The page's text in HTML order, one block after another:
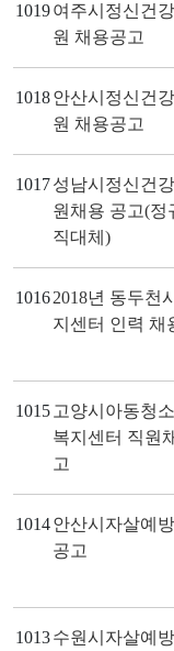
1019여주시정신건
원 채용공고
1018안산시정신건
원 채용공고
1017성남시정신건
원채용 공고(정
직대체)
10162018년 동두천
지센터 인력 채
1015 고양시아동청
복지센터 직원
고
1014안산시자살예
공고
1013수원시자살예